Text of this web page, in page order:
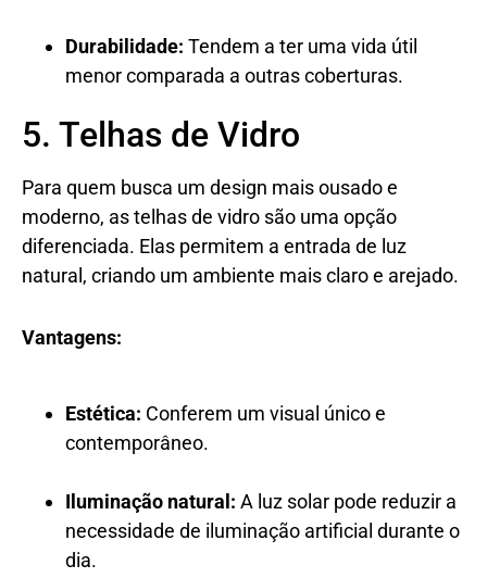
Durabilidade: Tendem a ter uma vida útil
menor comparada a outras coberturas.
5. Telhas de Vidro
Para quem busca um design mais ousado e
moderno, as telhas de vidro são uma opção
diferenciada. Elas permitem a entrada de luz
natural, criando um ambiente mais claro e arejado.
Vantagens:
Estética: Conferem um visual único e
contemporâneo.
Iluminação natural: A luz solar pode reduzir a
necessidade de iluminação artificial durante o
dia.